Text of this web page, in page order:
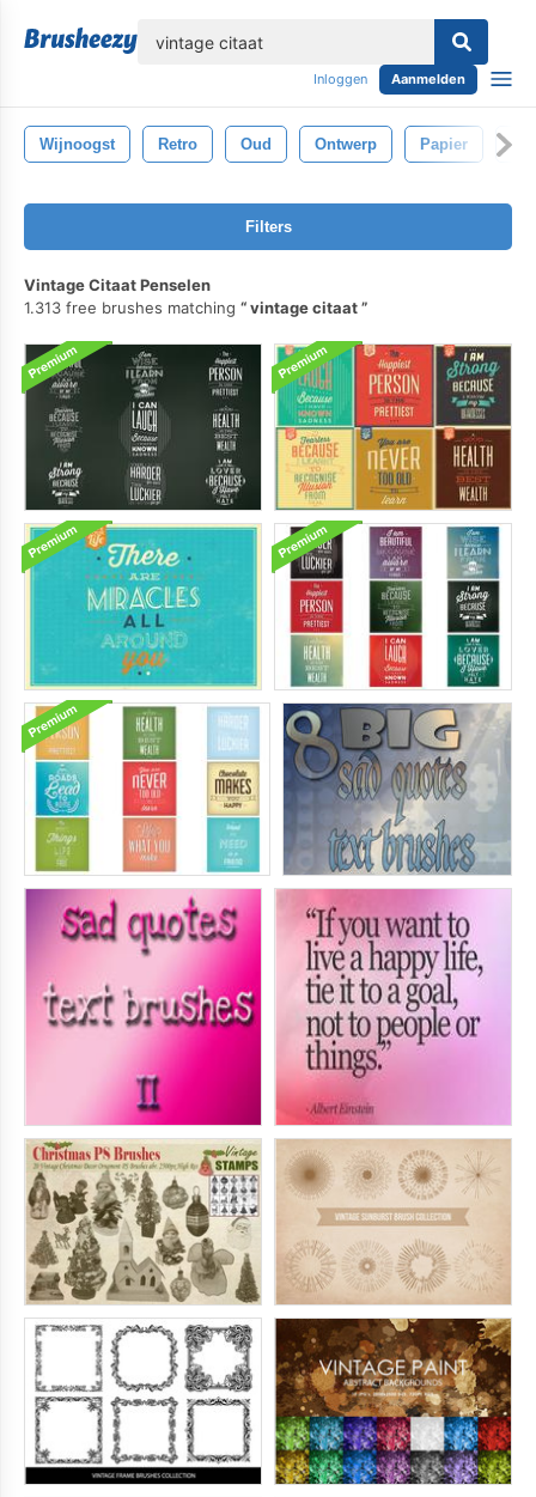
Inloggen Aanmelden
Wijnoogst Retro Oud Ontwerp Papier
Filters
Vintage Citaat Penselen
1.313 free brushes matching
vintage citaat